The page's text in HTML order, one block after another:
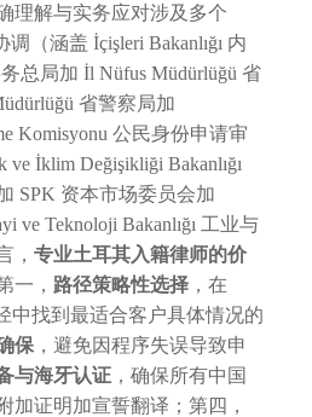
理解与实务应对涉及多个
（涵盖 İçişleri Bakanlığı 内
总局加 İl Nüfus Müdürlüğü 省
省警察局加
Komisyonu 公民身份申请审
İklim Değişikliği Bakanlığı
SPK 资本市场委员会加
ve Teknoloji Bakanlığı 工业与
， 专业土耳其入籍律师的价
一， 路径策略性选择 ，在
中找到最适合客户具体情况的
保 ，避免因程序失误导致申
与海牙认证 ，确保所有中国
加证明加宣誓翻译；第四，